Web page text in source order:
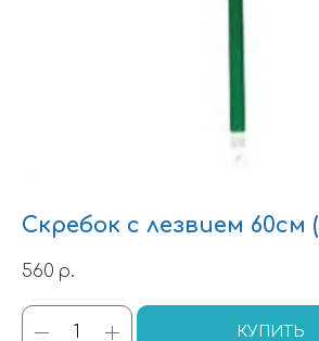
Скребок с лезвием 60см
560 р.
КУПИТЬ